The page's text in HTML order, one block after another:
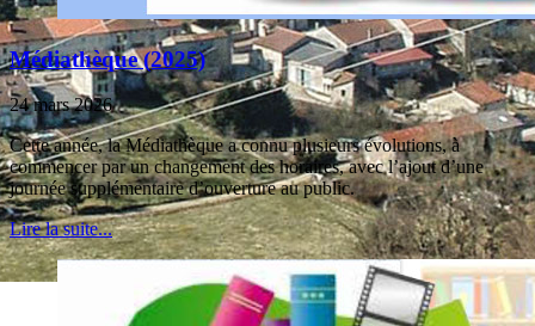
Médiathèque (2025)
24 mars 2026
Cette année, la Médiathèque a connu plusieurs évolutions, à
commencer par un changement des horaires, avec l’ajout d’une
journée supplémentaire d’ouverture au public.
Lire la suite...